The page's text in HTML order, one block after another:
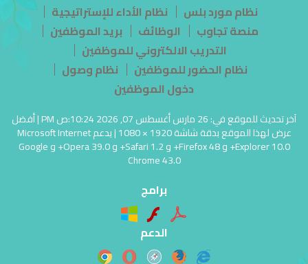
نظام مورد بلس
نظام الأداء للإستراتيجية
منصة تجاوب
الوظائف
بريد الموظفين
التدريب الالكتروني للموظفين
نظام الحضور للموظفين
نظام وصول
دخول الموظفين
آخر تحديث للموقع في: 26 مارس أغسطس 07, 2026 10:24:ص PM | أفضل
عرض لهذا الموقع بدقة شاشة 1920 × 1080 | يدعم Microsoft Internet
Explorer 10.0+ و Firefox 48+ و Safari 1.2+ و Opera 39.0+ و Google
Chrome 43.0
برامج
الدعم